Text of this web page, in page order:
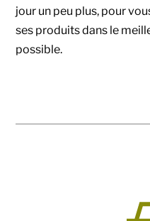
jour un peu plus, pour
ses produits dans le
possible.